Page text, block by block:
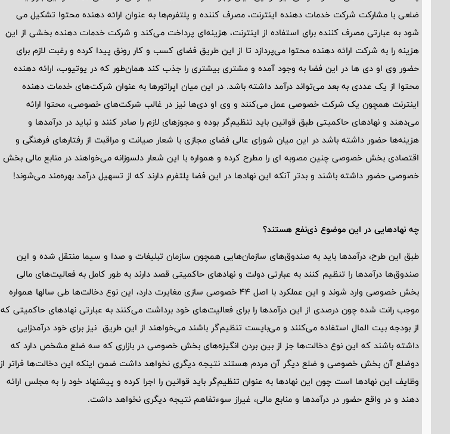
ضلعی با مشارکت شرکت خدمات دهنده اینترنت، مصرف کننده و پلتفرم‌ها به عنوان ارائه دهنده محتوا تشکیل می
شود به عبارتی مصرف کننده برای استفاده از اینترنت، هزینه‌ای پرداخت می‌کند و شرکت خدمات دهنده بخشی از این
هزینه را به شرکت ارائه دهنده محتوا می‌پردازد تا از این طریق فضای کسب و کار رونق پیدا کرده و رغبت لازم برای
حضور وی او دی ها در این فضا به وجود آمده و مشتری‌ بیشتری را جذب کند همان‌طور که در یوتیوب، ارائه دهنده
محتوا از یک عددی به بعد می‌تواند درآمد داشته باشد. در این میان اپراتورها به عنوان شرکت‌های خدمات دهنده
اینترنت همچون یک شرکت خصوصی عمل می‌کنند و وی او دی‌ها نیز در غالب شرکت‌های خصوصی، محتوا ارائه
می‌دهند و نهادهای حاکمیتی طبق قوانین باید تنظیم‌گر بوده و مجوزهای لازم را صادر کنند و نباید در درآمدها و
هزینه‌ها حضور داشته باشد در این میان شورای عالی فضای مجازی با شعار صیانت و مراقبت از رفتارهای فرهنگی و
اقتصادی بخش خصوصی چنین مصوبه ای را مطرح کرده و همواره با این شعار دلسوزانه می‌خواهند در منابع مالی بخش
خصوصی حضور داشته باشند و بدتر آنکه این نهادها در این فضا پلتفرم دارند که از تسهیل درآمد بهره‌مند می‌شوند!
چه نهادهایی در این موضوع ذی‌نفع هستند؟
طبق این طرح، درآمدها باید به صندوق‌های سازمان‌هایی همچون سازمان تبلیغات و صدا و سیما منتقل شده و این
صندوق‌ها درآمدها را تنظیم کنند به عبارتی دولت و نهادهای حاکمیتی قصد دارند به طور کامل به فعالیت‌های مالی
بخش خصوصی وارد شوند و این عملکرد با اصل 44 خصوصی سازی مغایرت دارد، این نوع دخالت‌ها طی سالها همواره
موجب رانت شده چون درصدی از این درآمدها را برای فعالیت‌های خود برداشت می‌کنند به عبارتی نهادهای حاکمیتی که
از بودجه بیت المال استفاده می‌کنند و می‌بایست تنظیم‌گر باشند می‌خواهند از این طریق نیز برای خود درآمدزایی
داشته باشند که این نوع دخالت‌ها جز از بین بردن انگیزه‌های بخش خصوصی در بازاری که سه ضلع مشخص دارد که
دوضلع آن بخش خصوصی و ضلع دیگر آن مردم هستند نتیجه دیگری نخواهد داشت ضمن اینکه این دخالت‌ها فراتر از
وظایف این نهادها است چون این نهادها به عنوان تنظیم‌گر باید قوانین را اجرا کرده و پیشنهاد خود را به مجلس ارائه
دهند و در واقع حضور در درآمدها و منابع مالی، غیراز سوءتفاهم نتیجه دیگری نخواهد داشت.